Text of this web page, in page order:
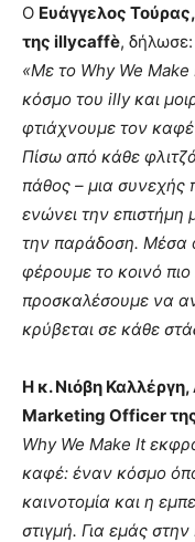
Ο Ευάγγελος
της illycaffè, δήλωσε:
«Με το Why We
κόσμο του illy και
φτιάχνουμε τον
Πίσω από κάθε
πάθος – μια συνεχής
ενώνει την επιστήμη
την παράδοση. Μέσα
φέρουμε το κοινό
προσκαλέσουμε να
κρύβεται σε κάθε
Η κ. Νιόβη
Marketing Officer
Why We Make It
καφέ: έναν κόσμο
καινοτομία και η
στιγμή. Για εμάς